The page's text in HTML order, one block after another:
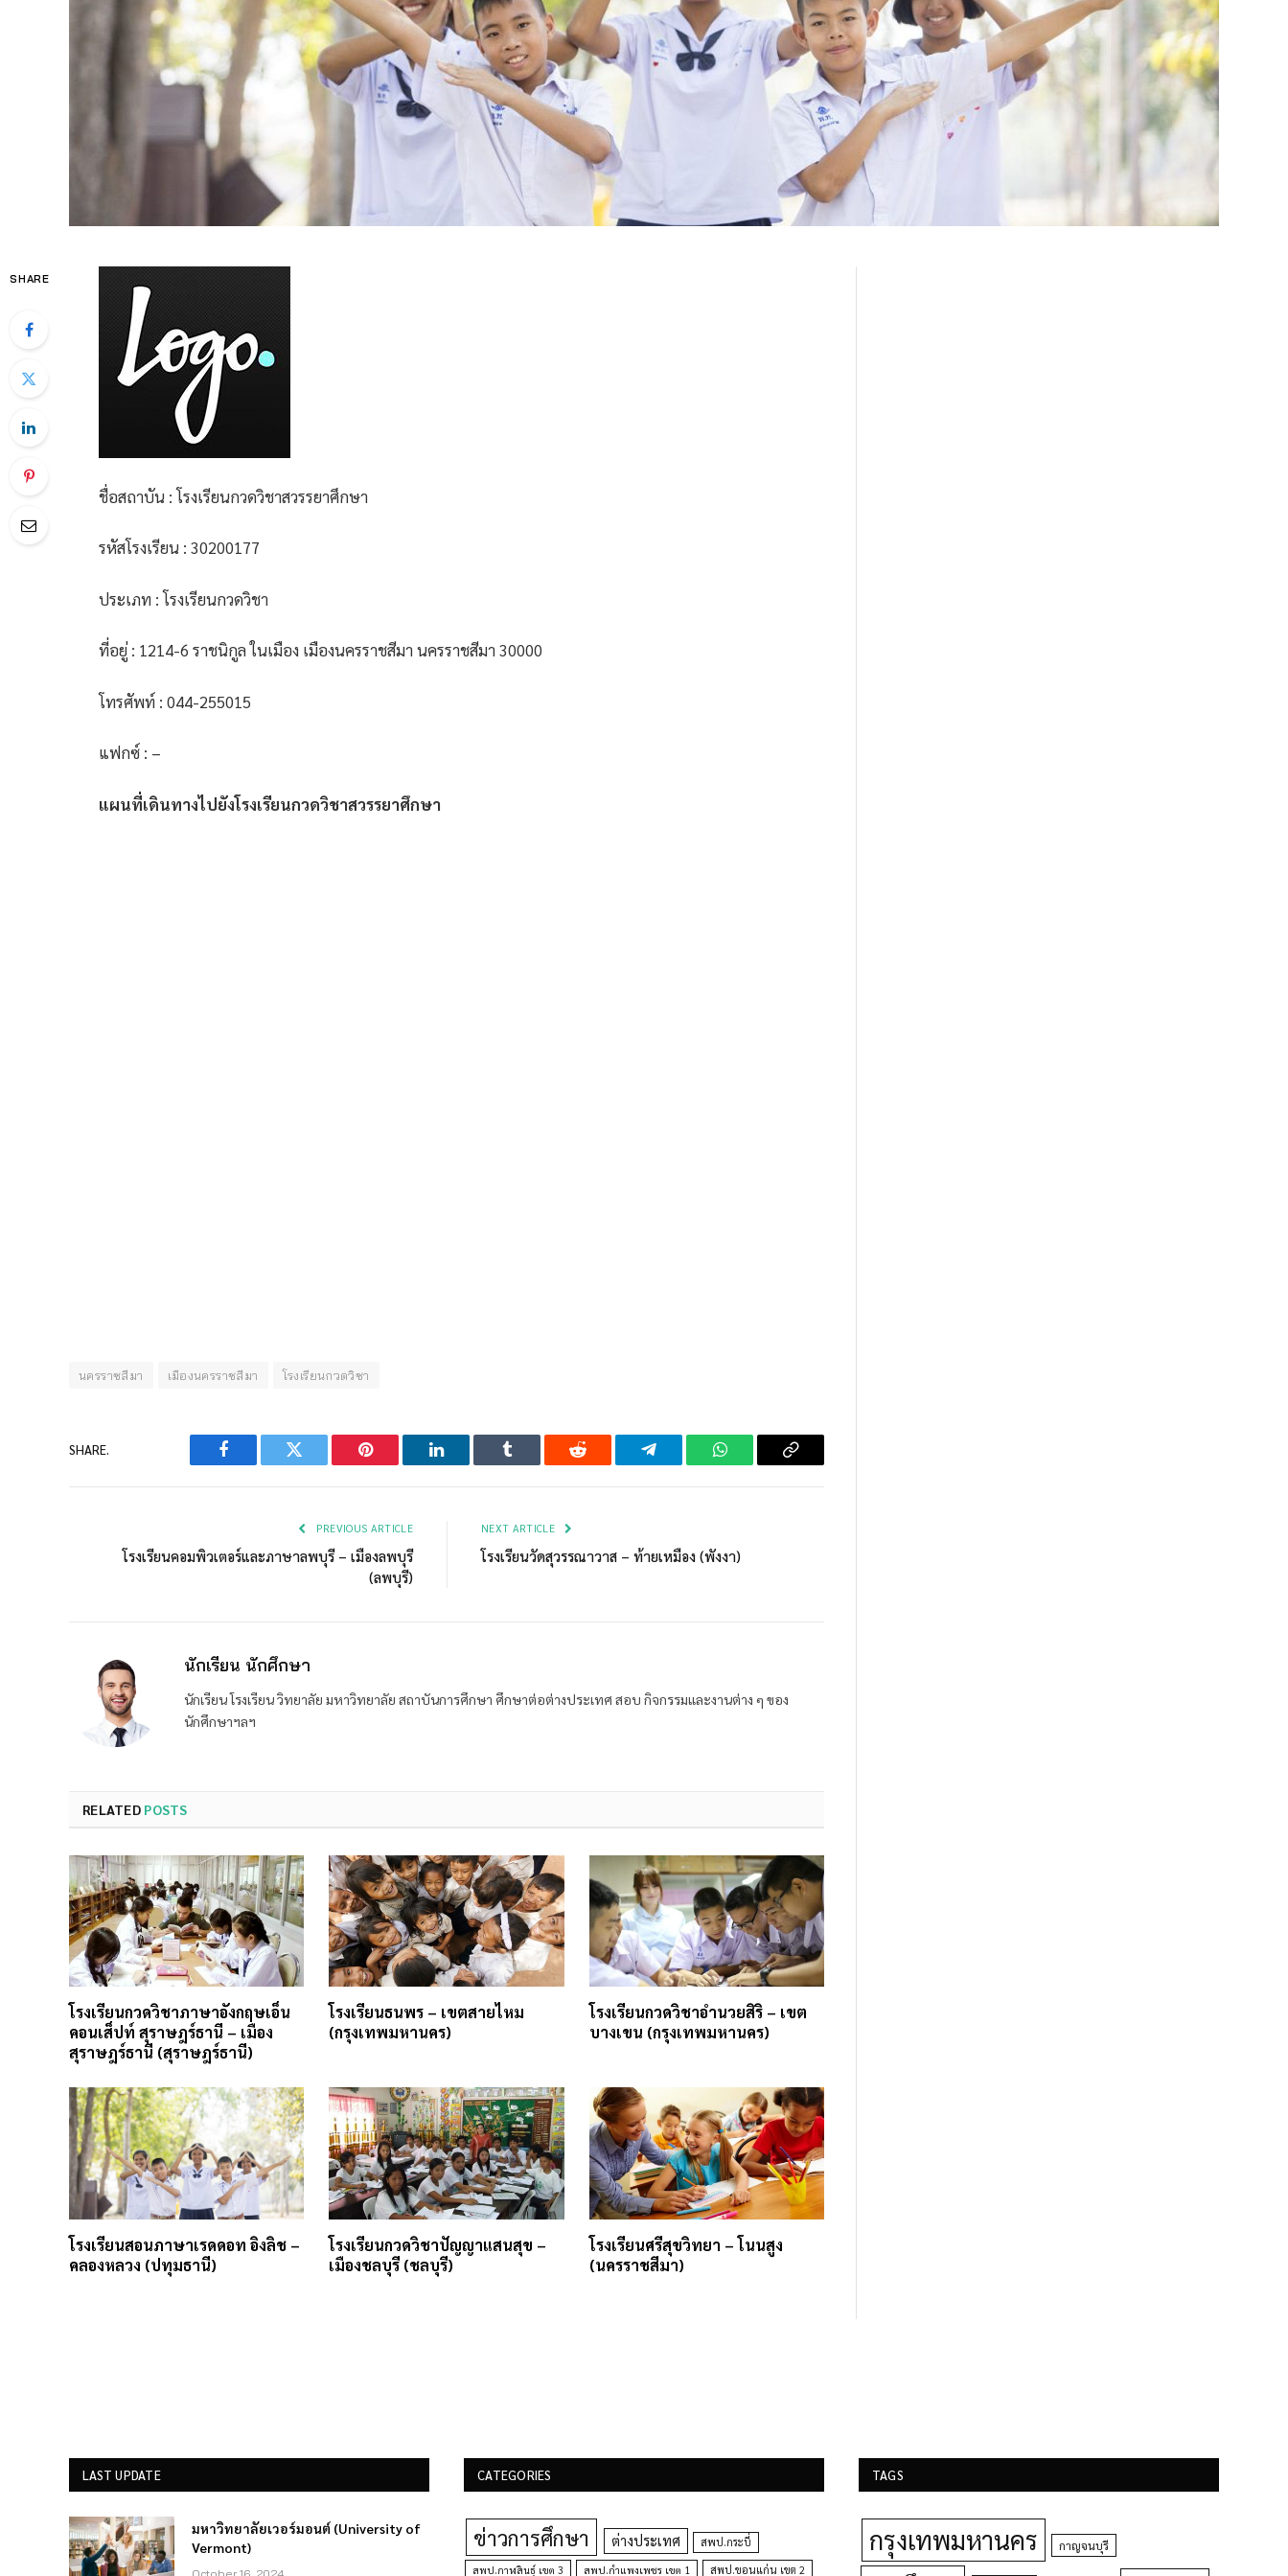
SHARE
ชื่อสถาบัน : โรงเรียนกวดวิชาสวรรยาศึกษา
รหัสโรงเรียน : 30200177
ประเภท : โรงเรียนกวดวิชา
ที่อยู่ : 1214-6 ราชนิกูล ในเมือง เมืองนครราชสีมา นครราชสีมา 30000
โทรศัพท์ : 044-255015
แฟกซ์ : –
แผนที่เดินทางไปยังโรงเรียนกวดวิชาสวรรยาศึกษา
นครราชสีมา เมืองนครราชสีมา โรงเรียนกวดวิชา
SHARE.
Facebook Twitter Pinterest LinkedIn Tumblr Reddit Telegram WhatsAppCopy
PREVIOUS ARTICLE
โรงเรียนคอมพิวเตอร์และภาษาลพบุรี – เมืองลพบุรี
(ลพบุรี)
NEXT ARTICLE
โรงเรียนวัดสุวรรณาวาส – ท้ายเหมือง (พังงา)
นักเรียน นักศึกษา
นักเรียน โรงเรียน วิทยาลัย มหาวิทยาลัย สถาบันการศึกษา ศึกษาต่อต่างประเทศ สอบ กิจกรรมและงานต่าง ๆ ของ
นักศึกษาฯลฯ
RELATED POSTS
โรงเรียนกวดวิชาภาษาอังกฤษเอ็น
คอนเส็ปท์ สุราษฎร์ธานี – เมือง
สุราษฎร์ธานี (สุราษฎร์ธานี)
โรงเรียนธนพร – เขตสายไหม
(กรุงเทพมหานคร)
โรงเรียนกวดวิชาอำนวยสิริ – เขต
บางเขน (กรุงเทพมหานคร)
โรงเรียนสอนภาษาเรดดอท อิงลิช –
คลองหลวง (ปทุมธานี)
โรงเรียนกวดวิชาปัญญาแสนสุข –
เมืองชลบุรี (ชลบุรี)
โรงเรียนศรีสุขวิทยา – โนนสูง
(นครราชสีมา)
LAST UPDATE
มหาวิทยาลัยเวอร์มอนต์ (University of
Vermont)
CATEGORIES
ข่าวการศึกษา ต่างประเทศ สพป.กระบี่
สพป.กาฬสินธุ์ เขต 3 สพป.กำแพงเพชร เขต 1 สพป.ขอนแก่น เขต 2
TAGS
กรุงเทพมหานคร กาญจนบุรี